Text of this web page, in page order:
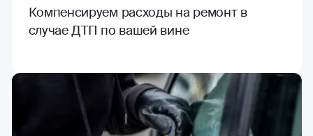
Компенсируем расходы на ремонт в
случае ДТП по вашей вине